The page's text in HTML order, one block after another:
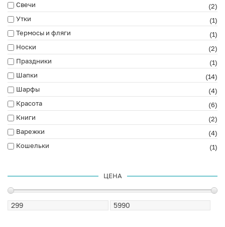
Свечи
(2)
Утки
(1)
Термосы и фляги
(1)
Носки
(2)
Праздники
(1)
Шапки
(14)
Шарфы
(4)
Красота
(6)
Книги
(2)
Варежки
(4)
Кошельки
(1)
ЦЕНА